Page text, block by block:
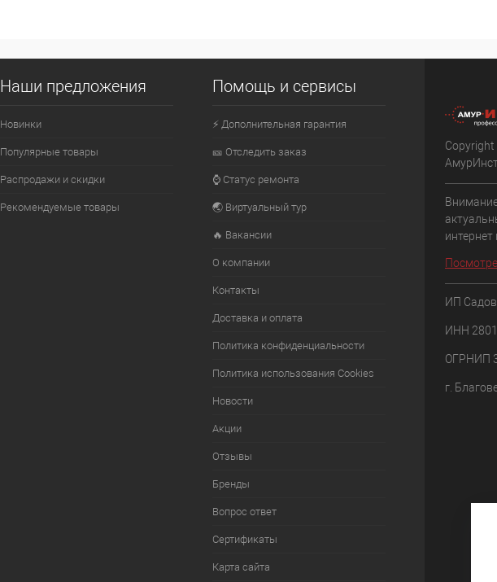
Наши предложения
Новинки
Популярные товары
Распродажи и скидки
Рекомендуемые товары
Помощь и сервисы
⚡ Дополнительная гарантия
🎫 Отследить заказ
⌚ Статус ремонта
🌏 Виртуальный тур
🔥 Вакансии
О компании
Контакты
Доставка и оплата
Политика конфиденциальности
Политика использования Cookies
Новости
Акции
Отзывы
Бренды
Вопрос ответ
Сертификаты
Карта сайта
интернет
ИП
ИНН
ОГРНИП
г.